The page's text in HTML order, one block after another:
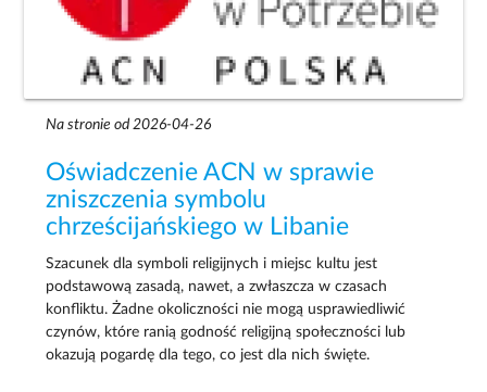
Na stronie od 2026-04-26
Oświadczenie ACN w sprawie
zniszczenia symbolu
chrześcijańskiego w Libanie
Szacunek dla symboli religijnych i miejsc kultu jest
podstawową zasadą, nawet, a zwłaszcza w czasach
konfliktu. Żadne okoliczności nie mogą usprawiedliwić
czynów, które ranią godność religijną społeczności lub
okazują pogardę dla tego, co jest dla nich święte.